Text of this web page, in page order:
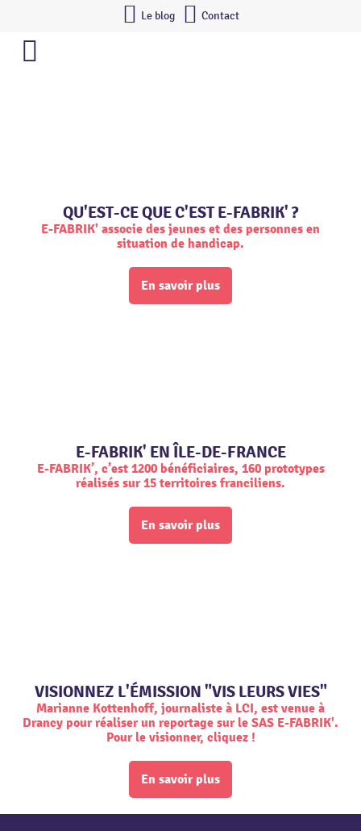
Le blog Contact
QU'EST-CE QUE C'EST E-FABRIK' ?
E-FABRIK' associe des jeunes et des personnes en
situation de handicap.
En savoir plus
E-FABRIK' EN ÎLE-DE-FRANCE
E-FABRIK’, c’est 1200 bénéficiaires, 160 prototypes
réalisés sur 15 territoires franciliens.
En savoir plus
VISIONNEZ L'ÉMISSION "VIS LEURS VIES"
Marianne Kottenhoff, journaliste à LCI, est venue à
Drancy pour réaliser un reportage sur le SAS E-FABRIK'.
Pour le visionner, cliquez !
En savoir plus